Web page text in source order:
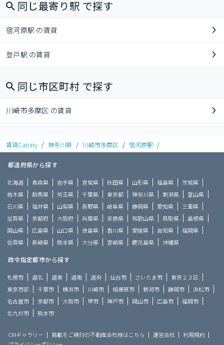
同じ最寄り駅 で探す
宿河原駅 の賃貸
登戸駅 の賃貸
同じ市区町村 で探す
川崎市多摩区 の賃貸
賃貸Canary / 神奈川県 / 川崎市多摩区 / 宿河原駅 /
都道府県から探す
北海道 青森県 岩手県 宮城県 秋田県 山形県 福島県
茨城県
栃木県
群馬県 埼玉県 千葉県 東京都 神奈川県 新潟県
富山県
石川県
福井県 山梨県 長野県 岐阜県 静岡県 愛知県
三重県
滋賀県
京都府 大阪府 兵庫県 奈良県 和歌山県 鳥取県
島根県
岡山県
広島県 山口県 徳島県 香川県 愛媛県 高知県
福岡県
佐賀県
長崎県 熊本県 大分県 宮崎県 鹿児島県 沖縄県
政令指定都市から探す
札幌市 道北 道東 道南 道央 仙台市 さいたま市
東京２３区
東京市部
千葉市 横浜市 川崎市 相模原市 新潟市 静岡市
浜松市
名古屋市
京都市 大阪市 堺市 神戸市 岡山市 広島市
福岡市
北九州市
熊本市
CMギャラリー 掲載をご検討の不動産会社様はこちら 運営会社
利用規約